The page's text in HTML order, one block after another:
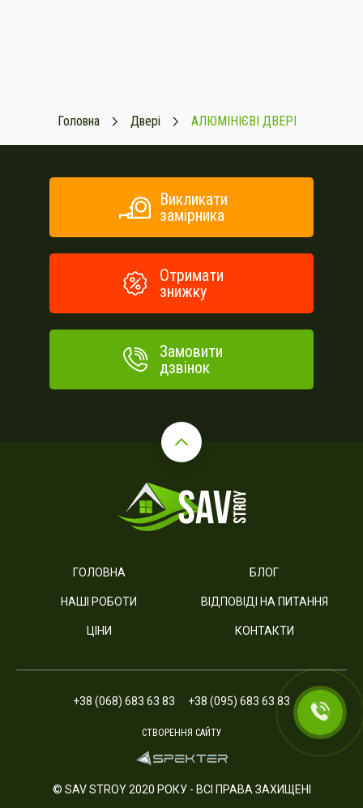
Головна Двері АЛЮМІНІЄВІ ДВЕРІ
Викликати
замірника
Отримати
знижку
Замовити
дзвінок
ГОЛОВНА
НАШІ РОБОТИ
ЦІНИ
БЛОГ
ВІДПОВІДІ НА ПИТАННЯ
КОНТАКТИ
+38 (068) 683 63 83 +38 (095) 683 63 83
СТВОРЕННЯ САЙТУ
© SAV STROY 2020 РОКУ - ВСІ ПРАВА ЗАХИЩЕНІ